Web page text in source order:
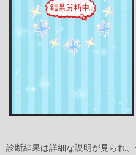
診断結果は詳細な説明が見られ